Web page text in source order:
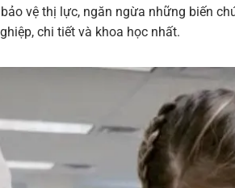
vệ thị lực, ngăn ngừa những biến
chi tiết và khoa học nhất.